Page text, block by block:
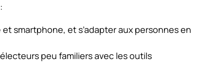
smartphone, et s’adapter aux personnes en
peu familiers avec les outils